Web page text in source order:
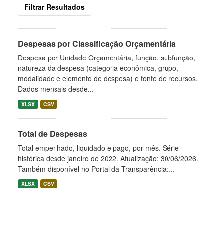
Filtrar Resultados
Despesas por Classificação Orçamentária
Despesa por Unidade Orçamentária, função, subfunção,
natureza da despesa (categoria econômica, grupo,
modalidade e elemento de despesa) e fonte de recursos.
Dados mensais desde...
XLSX CSV
Total de Despesas
Total empenhado, liquidado e pago, por mês. Série
histórica desde janeiro de 2022. Atualização: 30/06/2026.
Também disponível no Portal da Transparência:...
XLSX CSV